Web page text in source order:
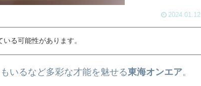
2024.01.12
る可能性があります。
いるなど多彩な才能を魅せる東海オンエア。